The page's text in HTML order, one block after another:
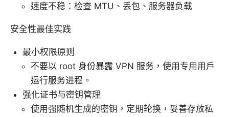
速度不稳：检查 MTU、丢包、服务器负载
安全性最佳实践
最小权限原则
不要以 root 身份暴露 VPN 服务，使用专用用户
运行服务进程。
强化证书与密钥管理
使用强随机生成的密钥，定期轮换，妥善存放私